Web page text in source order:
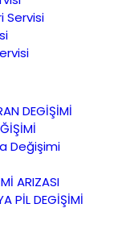
Servisi
DEGİŞİMİ
Değişimi
ARIZASI
PİL DEGİŞİMİ